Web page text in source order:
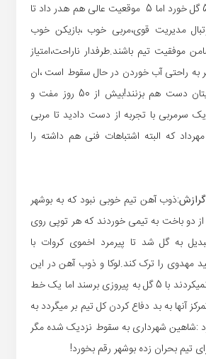
شاهین در این بازی 5 گل خورد اما 5 موقعیت عالی هم هدر داد تا
مدیریت قوی،مربی خوب ،بازیکن خوب
موفقیت تیم باشند.طرفدار ناراحت،امتیاز
به راحتی آب خوردن در حال سقوط است ،ان
وقت توقع دارید برایتان دست هم بزنند!بیش از 50 روز مفت و
سرمربی با تجربه از دست دادید تا مربی
که البته اشتباهات فنی هم داشته را
:ذوب آهن تیم خوبی نبود که به بوشهر
از دو باخت به تیمی خوردند که هر توپی روی
به گل شد تا پیرمرد اخموی کروات با
مهدوی را ترک کند.لوکا و ذوب آهن در این
گرما شدید فکرش را نمیکردند با 5 گل به پیروزی برسند اما یک خط
آنها به بد دفاع کردن کل تیم بر میگردد به
:شاهین شهرداری به سقوط نزدیک شده مگر
تیم بحران زده بوشهر رقم بخورد!